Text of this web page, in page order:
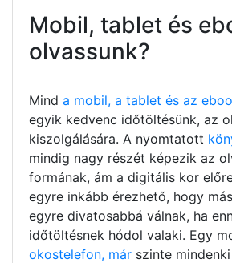
Mobil, tablet és
olvassunk?
Mind a mobil, a tablet és az
egyik kedvenc időtöltésünk, az
kiszolgálására. A nyomtatott
mindig nagy részét képezik az
formának, ám a digitális kor
egyre inkább érezhető, hogy
egyre divatosabbá válnak, ha
időtöltésnek hódol valaki. Egy
okostelefon, már szinte